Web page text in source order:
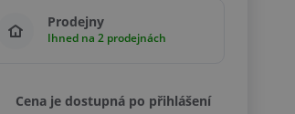
Prodejny
Ihned na 2 prodejnách
Cena je dostupná po přihlášení